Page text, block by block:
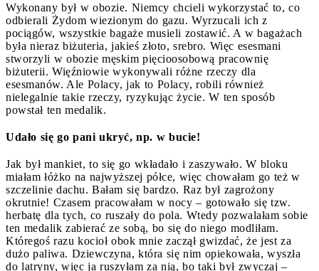
Wykonany był w obozie. Niemcy chcieli wykorzystać to, co
odbierali Żydom wiezionym do gazu. Wyrzucali ich z
pociągów, wszystkie bagaże musieli zostawić. A w bagażach
była nieraz biżuteria, jakieś złoto, srebro. Więc esesmani
stworzyli w obozie męskim pięcioosobową pracownię
biżuterii. Więźniowie wykonywali różne rzeczy dla
esesmanów. Ale Polacy, jak to Polacy, robili również
nielegalnie takie rzeczy, ryzykując życie. W ten sposób
powstał ten medalik.
Udało się go pani ukryć, np. w bucie!
Jak był mankiet, to się go wkładało i zaszywało. W bloku
miałam łóżko na najwyższej półce, więc chowałam go też w
szczelinie dachu. Bałam się bardzo. Raz był zagrożony
okrutnie! Czasem pracowałam w nocy – gotowało się tzw.
herbatę dla tych, co ruszały do pola. Wtedy pozwalałam sobie
ten medalik zabierać ze sobą, bo się do niego modliłam.
Któregoś razu kocioł obok mnie zaczął gwizdać, że jest za
dużo paliwa. Dziewczyna, która się nim opiekowała, wyszła
do latryny, więc ja ruszyłam za nią, bo taki był zwyczaj –